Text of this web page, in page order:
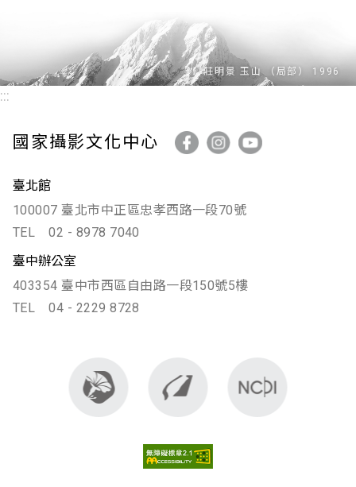
:::
國家攝影文化中心
臺北館
100007 臺北市中正區忠孝西路一段70號
TEL
02 - 8978 7040
臺中辦公室
403354 臺中市西區自由路一段150號5樓
TEL
04 - 2229 8728